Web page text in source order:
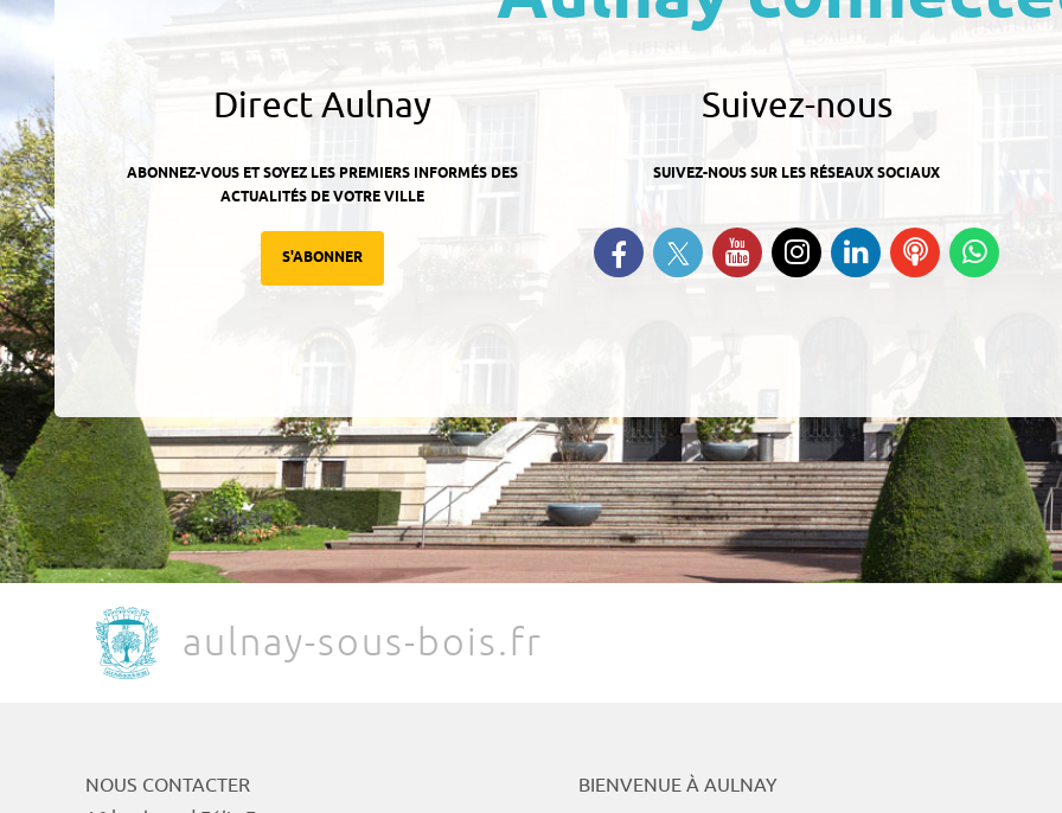
Direct Aulnay
ABONNEZ-VOUS ET SOYEZ LES PREMIERS INFORMÉS DES
ACTUALITÉS DE VOTRE VILLE
S'ABONNER
Suivez-nous
SUIVEZ-NOUS SUR LES RÉSEAUX SOCIAUX
Retrouvez-nous sur Facebook
Suivez-nous sur Twitter
Suivez-nous sur YouTube
Suivez-nous sur
Instagram
Retrouvez-nous
sur Linkedin
Ecoutez
nos
aulnay-sous-bois.fr
NOUS CONTACTER
BIENVENUE À AULNAY